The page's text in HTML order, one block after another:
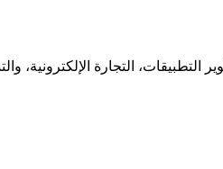
التجارة الإلكترونية،